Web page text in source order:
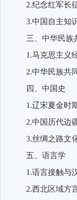
2.纪念红军长
3.中国自主知
三、中华民族
1.马克思主义
2.中华民族共
四、中国史
1.辽宋夏金时
2.中国历代边
3.丝绸之路文
五、语言学
1.语言接触与
2.西北区域方